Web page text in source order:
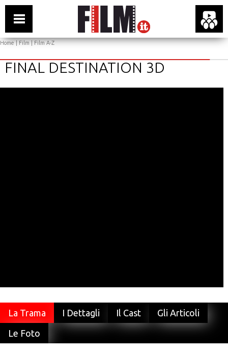
Home|Film|Film A-Z
FINAL DESTINATION 3D
La Trama I Dettagli Il Cast
Gli Articoli
Le Foto